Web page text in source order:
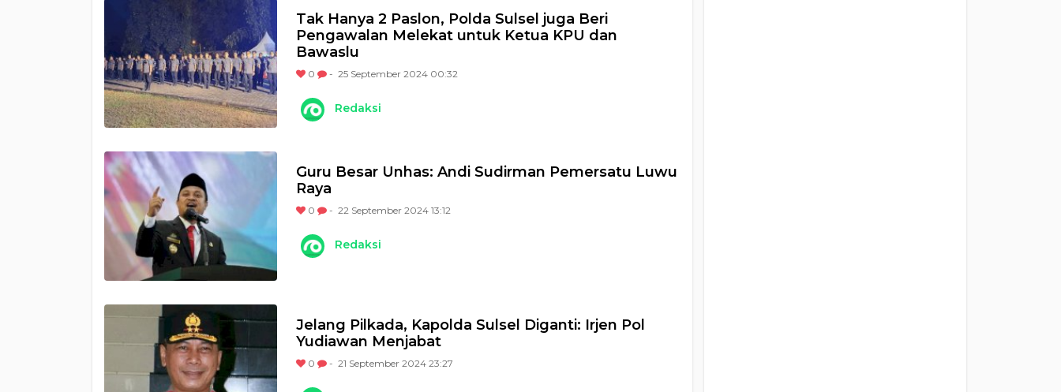
Tak Hanya 2 Paslon, Polda Sulsel juga Beri
Pengawalan Melekat untuk Ketua KPU dan
Bawaslu
0 - 25 September 2024 00:32
Redaksi
Guru Besar Unhas: Andi Sudirman Pemersatu Luwu
Raya
0 - 22 September 2024 13:12
Redaksi
Jelang Pilkada, Kapolda Sulsel Diganti: Irjen Pol
Yudiawan Menjabat
0 - 21 September 2024 23:27